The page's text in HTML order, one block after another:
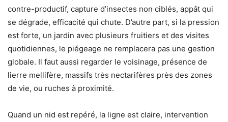
contre-productif, capture d’insectes non ciblés, appât qui
se dégrade, efficacité qui chute. D’autre part, si la pression
est forte, un jardin avec plusieurs fruitiers et des visites
quotidiennes, le piégeage ne remplacera pas une gestion
globale. Il faut aussi regarder le voisinage, présence de
lierre mellifère, massifs très nectarifères près des zones
de vie, ou ruches à proximité.
Quand un nid est repéré, la ligne est claire, intervention